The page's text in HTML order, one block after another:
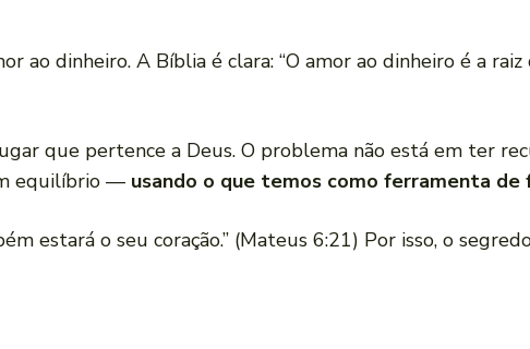
ao dinheiro. A Bíblia é clara: “O amor ao dinheiro é a raiz
que pertence a Deus. O problema não está em ter
equilíbrio — usando o que temos como ferramenta de
estará o seu coração.” (Mateus 6:21) Por isso, o